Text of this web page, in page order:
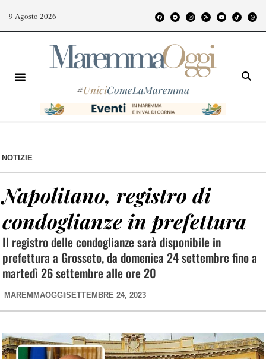
9 Agosto 2026
#UniciComeLaMaremma
NOTIZIE
Napolitano, registro di
condoglianze in prefettura
Il registro delle condoglianze sarà disponibile in
prefettura a Grosseto, da domenica 24 settembre fino a
martedì 26 settembre alle ore 20
MAREMMAOGGI SETTEMBRE 24, 2023